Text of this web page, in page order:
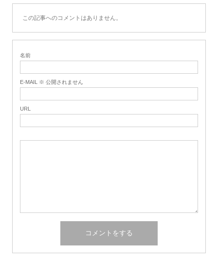
この記事へのコメントはありません。
名前
E-MAIL ※ 公開されません
URL